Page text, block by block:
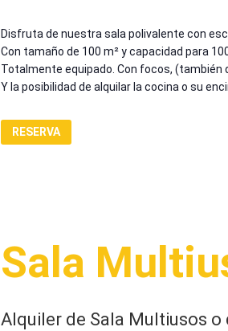
Disfruta de nuestra sala polivalente con
Con tamaño de 100 m² y capacidad para
Totalmente equipado. Con focos, (también
Y la posibilidad de alquilar la cocina o su
RESERVA
Sala
Alquiler de Sala Multiusos o